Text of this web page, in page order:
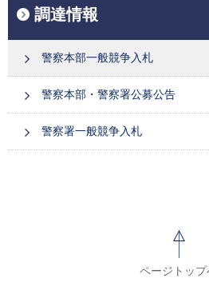
調達情報
警察本部一般競争入札
警察本部・警察署公募公告
警察署一般競争入札
ページトップ